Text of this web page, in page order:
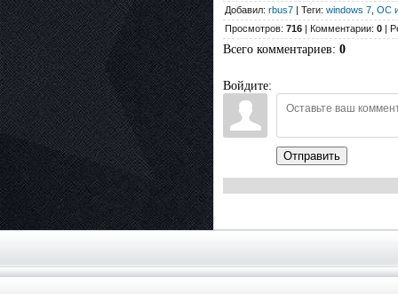
Добавил: rbus7 | Теги: windows 7 ОС
Просмотров: 716 | Комментарии: 0 |
Всего комментариев: 0
Войдите:
Отправить